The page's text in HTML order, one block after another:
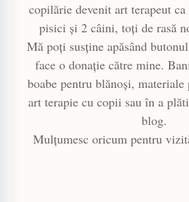
copilărie devenit art terapeut
pisici și 2 câini, toți de rasă
Mă poți susține apăsând
face o donație către mine.
boabe pentru blănoși, materiale
art terapie cu copii sau în a
blog.
Mulțumesc oricum pentru